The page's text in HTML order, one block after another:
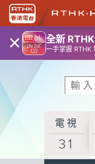
× 全新
一手掌握 RTHK
電視
31